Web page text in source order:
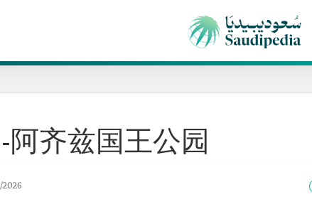
阿齐兹国王公园
2026